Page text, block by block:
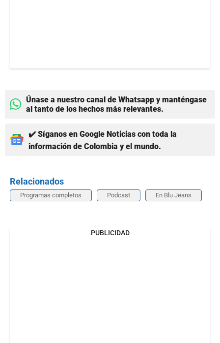
Únase a nuestro canal de Whatsapp y manténgase
al tanto de los hechos más relevantes.
✔️ Síganos en Google Noticias con toda la
información de Colombia y el mundo.
Relacionados
Programas completos Podcast En Blu Jeans
PUBLICIDAD